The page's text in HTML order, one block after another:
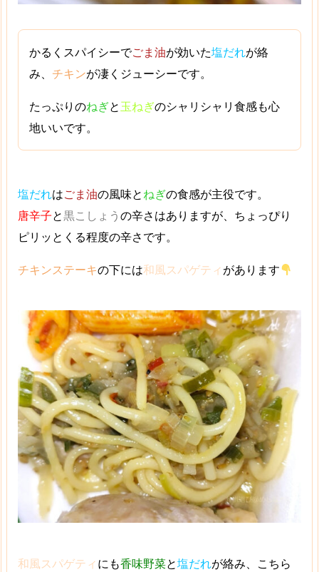
かるくスパイシーでごま油が効いた塩だれが絡
み、 チキンが凄くジューシーです。
たっぷりのねぎと玉ねぎのシャリシャリ食感も心
地いいです。
塩だれはごま油の風味とねぎの食感が主役です。
唐辛子と黒こしょうの辛さはありますが、ちょっぴり
ピリッとくる程度の辛さです。
チキンステーキの下には和風スパゲティがあります
和風スパゲティにも香味野菜と塩だれが絡み、こちら